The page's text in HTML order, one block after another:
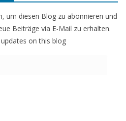
um diesen Blog zu abonnieren und
Beiträge via E-Mail zu erhalten.
on this blog